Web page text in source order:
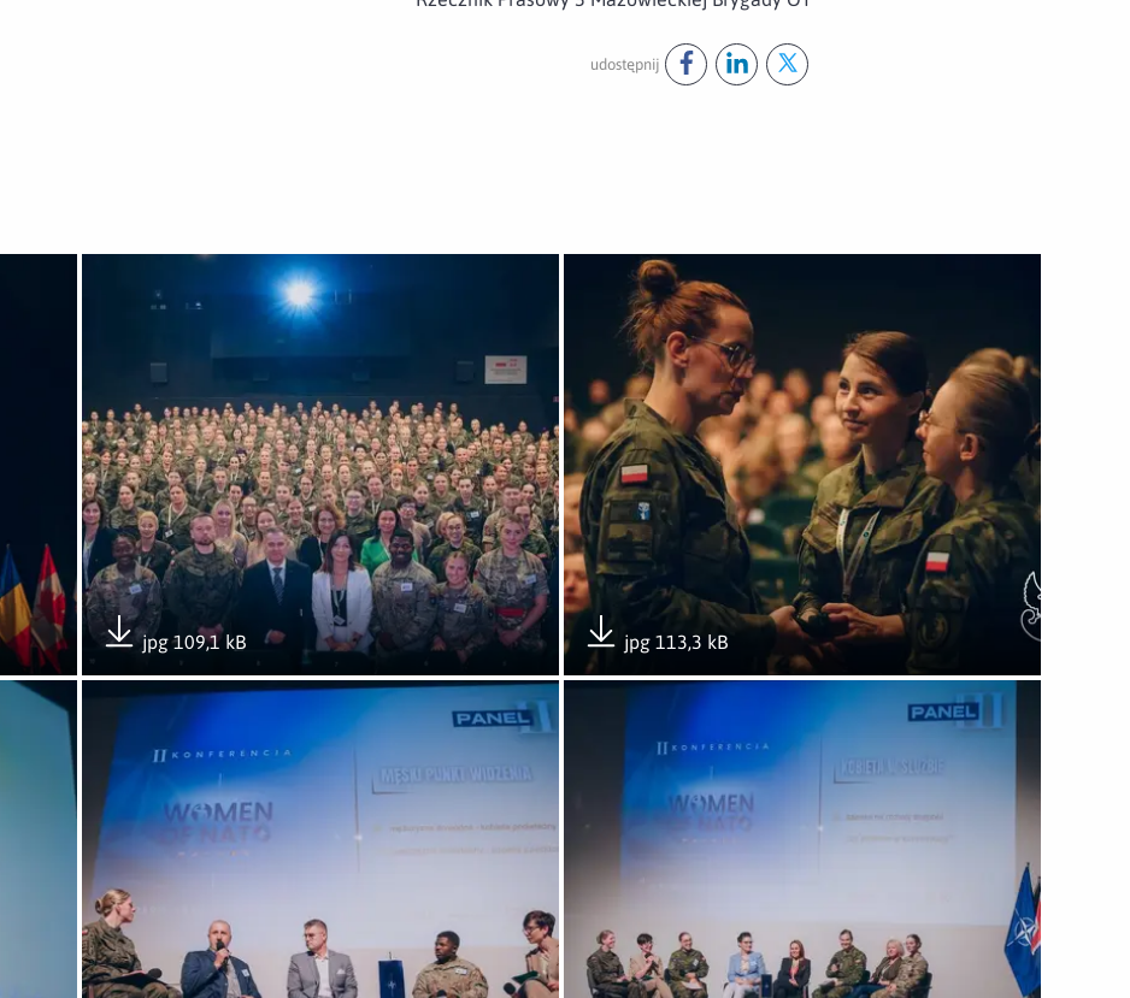
udostępnij
„Women of NATO – zobowiązanie i wyzwanie”
Otwórz załącznik II międzynarodowa konferencja „Women of NATO – zobowiązanie i wyzwanie”
jpg 109,1 kB
Pobierz załącznik
Otwórz załącznik II międzynarodowa konferencja „Women of
jpg 113,3 kB
Pobierz załącznik
„Women of NATO – zobowiązanie i wyzwanie”
Otwórz załącznik II międzynarodowa konferencja „Women of NATO – zobowiązanie i wyzwanie”
Otwórz załącznik II międzynarodowa konferencja „Women of